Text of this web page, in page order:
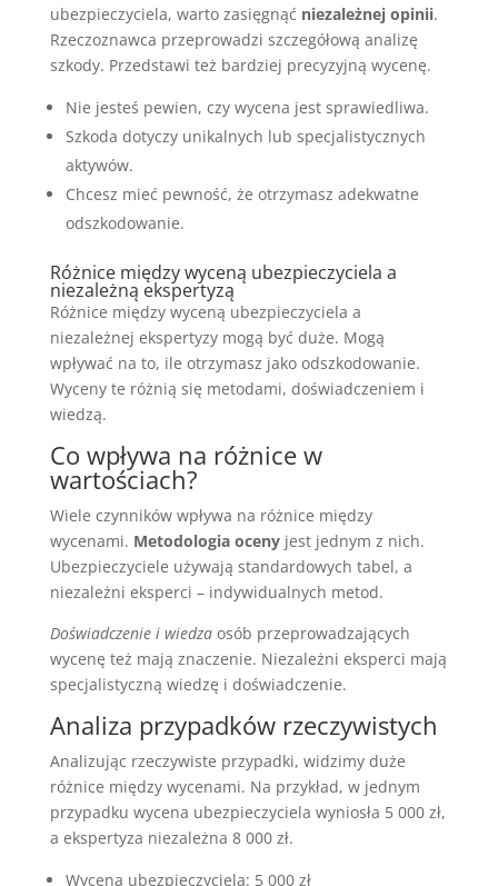
ubezpieczyciela, warto zasięgnąć niezależnej opinii.
Rzeczoznawca przeprowadzi szczegółową analizę
szkody. Przedstawi też bardziej precyzyjną wycenę.
Nie jesteś pewien, czy wycena jest sprawiedliwa.
Szkoda dotyczy unikalnych lub specjalistycznych
aktywów.
Chcesz mieć pewność, że otrzymasz adekwatne
odszkodowanie.
Różnice między wyceną ubezpieczyciela a
niezależną ekspertyzą
Różnice między wyceną ubezpieczyciela a
niezależnej ekspertyzy mogą być duże. Mogą
wpływać na to, ile otrzymasz jako odszkodowanie.
Wyceny te różnią się metodami, doświadczeniem i
wiedzą.
Co wpływa na różnice w
wartościach?
Wiele czynników wpływa na różnice między
wycenami. Metodologia ocenyjest jednym z nich.
Ubezpieczyciele używają standardowych tabel, a
niezależni eksperci – indywidualnych metod.
Doświadczenie i wiedzaosób przeprowadzających
wycenę też mają znaczenie. Niezależni eksperci mają
specjalistyczną wiedzę i doświadczenie.
Analiza przypadków rzeczywistych
Analizując rzeczywiste przypadki, widzimy duże
różnice między wycenami. Na przykład, w jednym
przypadku wycena ubezpieczyciela wyniosła 5 000 zł,
a ekspertyza niezależna 8 000 zł.
Wycena ubezpieczyciela: 5 000 zł